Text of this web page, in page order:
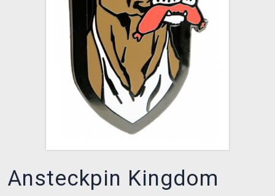
XZONE CLUB
Ansteckpin Kingdom